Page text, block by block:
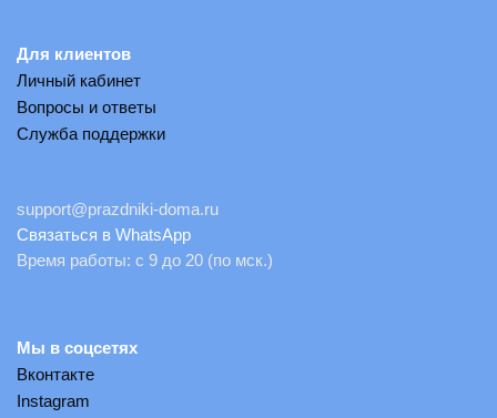
Для клиентов
Личный кабинет
Вопросы и ответы
Служба поддержки
support@prazdniki-doma.ru
Связаться в WhatsApp
Время работы: с 9 до 20 (по мск.)
Мы в соцсетях
Вконтакте
Instagram